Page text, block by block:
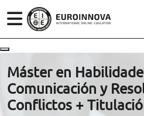
ÁREAS
ESTUDIOS
(+34)958 050 200 (gratuito en
900 831 200
Máster en
Comunicación y
Conflictos +